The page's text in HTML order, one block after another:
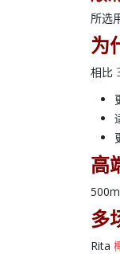
所选
为
相比
高
多
Rita